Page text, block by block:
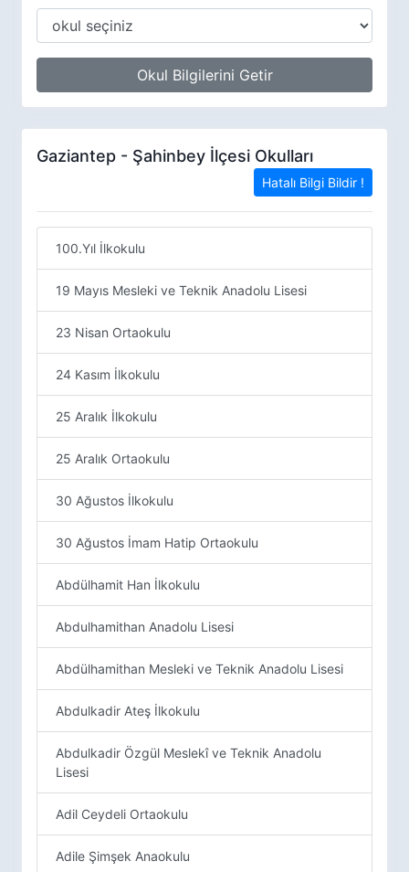
Okul Bilgilerini Getir
Gaziantep - Şahinbey İlçesi Okulları
Hatalı Bilgi Bildir !
100.Yıl İlkokulu
19 Mayıs Mesleki ve Teknik Anadolu Lisesi
23 Nisan Ortaokulu
24 Kasım İlkokulu
25 Aralık İlkokulu
25 Aralık Ortaokulu
30 Ağustos İlkokulu
30 Ağustos İmam Hatip Ortaokulu
Abdülhamit Han İlkokulu
Abdulhamithan Anadolu Lisesi
Abdülhamithan Mesleki ve Teknik Anadolu Lisesi
Abdulkadir Ateş İlkokulu
Abdulkadir Özgül Meslekî ve Teknik Anadolu
Lisesi
Adil Ceydeli Ortaokulu
Adile Şimşek Anaokulu